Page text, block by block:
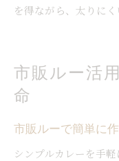
を得ながら、太りにく
市販ルー活
命
市販ルーで簡単に
シンプルカレーを手